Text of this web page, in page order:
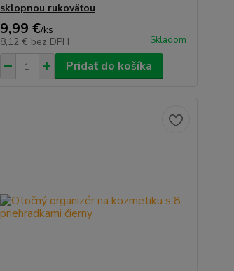
sklopnou rukoväťou
9,99 €/ks
8,12 € bez DPH Skladom
Pridať do košíka